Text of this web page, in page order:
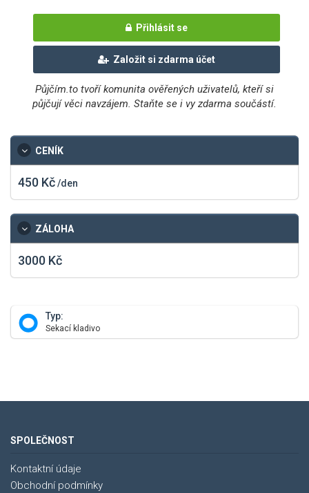
Přihlásit se
Založit si zdarma účet
Půjčím.to tvoří komunita ověřených uživatelů, kteří si
půjčují věci navzájem. Staňte se i vy zdarma součástí.
CENÍK
450 Kč/den
ZÁLOHA
3000 Kč
Typ:
Sekací kladivo
SPOLEČNOST
Kontaktní údaje
Obchodní podmínky